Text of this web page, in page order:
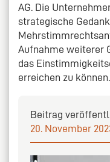
AG. Die
strategische
Aufnahme weiterer
das
erreichen zu können.
Beitrag
20. November